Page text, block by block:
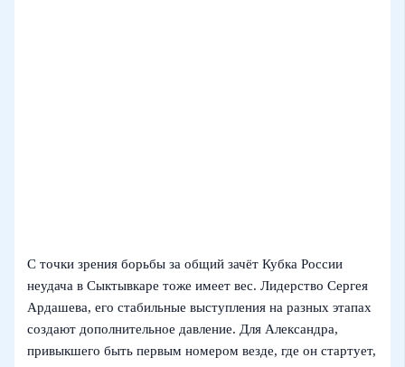
С точки зрения борьбы за общий зачёт Кубка России
неудача в Сыктывкаре тоже имеет вес. Лидерство Сергея
Ардашева, его стабильные выступления на разных этапах
создают дополнительное давление. Для Александра,
привыкшего быть первым номером везде, где он стартует,